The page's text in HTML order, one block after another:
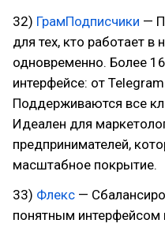
32) ГрамПодписчики —
для тех, кто работает в
одновременно. Более
интерфейсе: от
Поддерживаются все
Идеален для
предпринимателей,
масштабное покрытие.
33) Флекс —
понятным